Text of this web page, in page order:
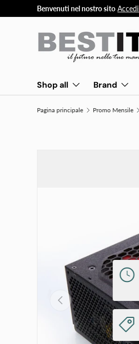
Passa ai contenuti
Benvenuti nel nostro sito Accedi
Shop all Brand
Pagina principale Promo Mensile
Indietro